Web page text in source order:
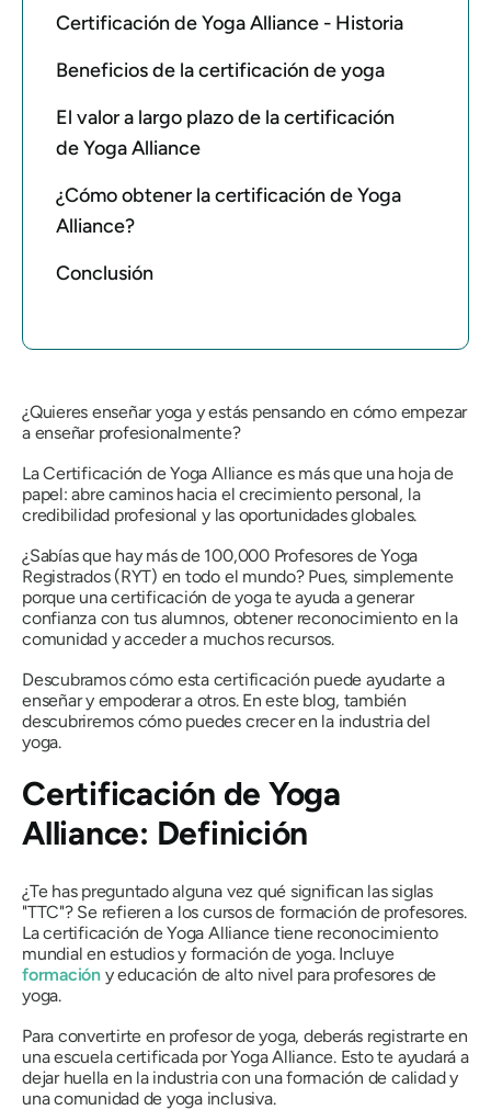
Certificación de Yoga Alliance - Historia
Beneficios de la certificación de yoga
El valor a largo plazo de la certificación
de Yoga Alliance
¿Cómo obtener la certificación de Yoga
Alliance?
Conclusión
¿Quieres enseñar yoga y estás pensando en cómo empezar
a enseñar profesionalmente?
La Certificación de Yoga Alliance es más que una hoja de
papel: abre caminos hacia el crecimiento personal, la
credibilidad profesional y las oportunidades globales.
¿Sabías que hay más de 100,000 Profesores de Yoga
Registrados (RYT) en todo el mundo? Pues, simplemente
porque una certificación de yoga te ayuda a generar
confianza con tus alumnos, obtener reconocimiento en la
comunidad y acceder a muchos recursos.
Descubramos cómo esta certificación puede ayudarte a
enseñar y empoderar a otros. En este blog, también
descubriremos cómo puedes crecer en la industria del
yoga.
Certificación de Yoga
Alliance: Definición
¿Te has preguntado alguna vez qué significan las siglas
"TTC"? Se refieren a los cursos de formación de profesores.
La certificación de Yoga Alliance tiene reconocimiento
mundial en estudios y formación de yoga. Incluye
formacióny educación de alto nivel para profesores de
yoga.
Para convertirte en profesor de yoga, deberás registrarte en
una escuela certificada por Yoga Alliance. Esto te ayudará a
dejar huella en la industria con una formación de calidad y
una comunidad de yoga inclusiva.